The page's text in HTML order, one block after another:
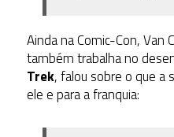
Ainda na Comic-Con, Van
também trabalha no
Trek, falou sobre o que a
ele e para a franquia: